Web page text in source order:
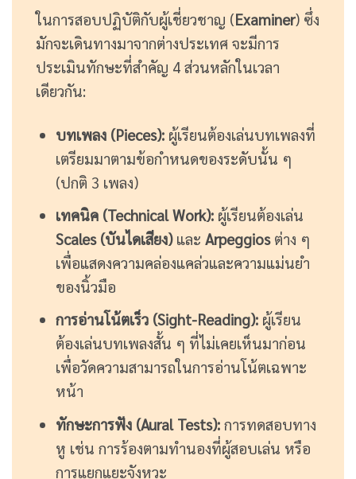
ในการสอบปฏิบัติกับผู้เชี่ยวชาญ (Examiner) ซึ่ง
มักจะเดินทางมาจากต่างประเทศ จะมีการ
ประเมินทักษะที่สำคัญ 4 ส่วนหลักในเวลา
เดียวกัน:
บทเพลง (Pieces):ผู้เรียนต้องเล่นบทเพลงที่
เตรียมมาตามข้อกำหนดของระดับนั้น ๆ
(ปกติ 3 เพลง)
เทคนิค (Technical Work):ผู้เรียนต้องเล่น
Scales (บันไดเสียง)และ Arpeggiosต่าง ๆ
เพื่อแสดงความคล่องแคล่วและความแม่นยำ
ของนิ้วมือ
การอ่านโน้ตเร็ว (Sight-Reading):ผู้เรียน
ต้องเล่นบทเพลงสั้น ๆ ที่ไม่เคยเห็นมาก่อน
เพื่อวัดความสามารถในการอ่านโน้ตเฉพาะ
หน้า
ทักษะการฟัง (Aural Tests):การทดสอบทาง
หู เช่น การร้องตามทำนองที่ผู้สอบเล่น หรือ
การแยกแยะจังหวะ